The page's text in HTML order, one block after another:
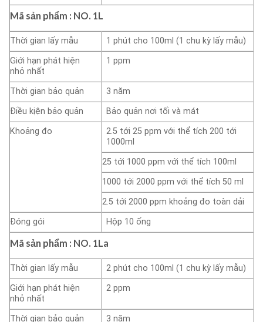
Mã sản phẩm : NO. 1L
Thời gian lấy mẫu
1 phút cho 100ml (1 chu kỳ lấy mẫu)
Giới hạn phát hiện
nhỏ nhất
1 ppm
Thời gian bảo quản
3 năm
Điều kịện bảo quản
Bảo quản nơi tối và mát
Khoảng đo
2.5 tới 25 ppm với thể tích 200 tới
1000ml
25 tới 1000 ppm với thể tích 100ml
1000 tới 2000 ppm với thể tích 50 ml
2.5 tới 2000 ppm khoảng đo toàn dải
Đóng gói
Hộp 10 ống
Mã sản phẩm : NO. 1La
Thời gian lấy mẫu
2 phút cho 100ml (1 chu kỳ lấy mẫu)
Giới hạn phát hiện
nhỏ nhất
2 ppm
Thời gian bảo quản
3 năm